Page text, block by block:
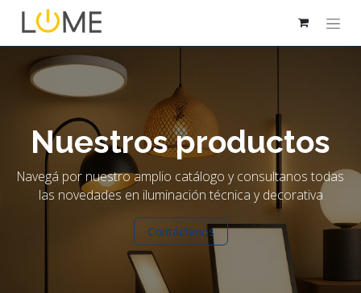
Nuestros productos
Navegá por nuestro amplio catálogo y consultanos todas
las novedades en iluminación técnica y decorativa
Contáctenos